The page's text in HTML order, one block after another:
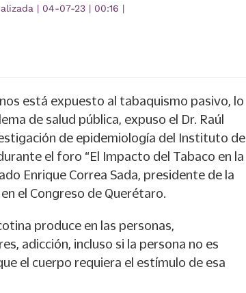
| 04-07-23 | 00:16 |
está expuesto al tabaquismo pasivo, lo
de salud pública, expuso el Dr. Raúl
de epidemiología del Instituto de
el foro “El Impacto del Tabaco en la
Enrique Correa Sada, presidente de la
el Congreso de Querétaro.
produce en las personas,
adicción, incluso si la persona no es
el cuerpo requiera el estímulo de esa